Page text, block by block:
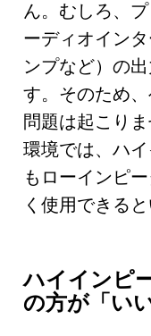
ん。むしろ、
ーディオイン
ンプなど）の
す。そのため
問題は起こり
環境では、ハ
もローインピ
く使用できる
ハイインピ
の方が「い